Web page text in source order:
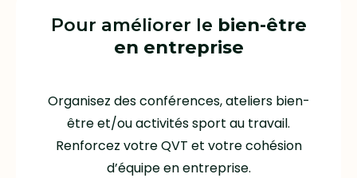
Pour améliorer le bien-être
en entreprise
Organisez des conférences, ateliers bien-
être et/ou activités sport au travail.
Renforcez votre QVT et votre cohésion
d’équipe en entreprise.